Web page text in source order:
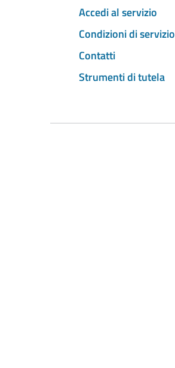
Accedi al servizio
Condizioni di servizio
Contatti
Strumenti di tutela